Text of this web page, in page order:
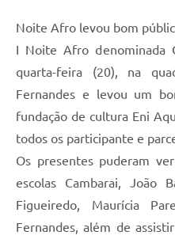
Noite Afro levou bom
I Noite Afro denominada
quarta-feira (20), na
Fernandes e levou um
fundação de cultura Eni
todos os participante e
Os presentes puderam
escolas Cambarai, João
Figueiredo, Maurícia
Fernandes, além de